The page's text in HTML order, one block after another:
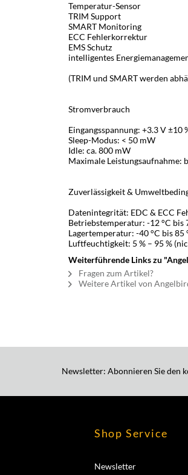
Temperatur-Sensor
TRIM Support
SMART Monitoring
ECC Fehlerkorrektur
EMS Schutz
intelligentes
(TRIM und SMART werden
Stromverbrauch
Eingangsspannung: +3.3 V ±10
Sleep-Modus: < 50 mW
Idle: ca. 800 mW
Maximale Leistungsaufnahme:
Zuverlässigkeit &
Datenintegrität: EDC & ECC
Betriebstemperatur: -12 °C bis
Lagertemperatur: -40 °C bis 85
Luftfeuchtigkeit: 5 % – 95 %
Weiterführende Links zu
Fragen zum Artikel?
Weitere Artikel von
Newsletter: Abonnieren Sie den
Shop Service
Newsletter